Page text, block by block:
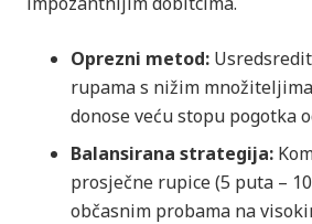
Oprezni metod:
rupama s nižim
donose veću stopu pogotka
Balansirana strategija:
prosječne rupice (5 puta –
občasnim probama na